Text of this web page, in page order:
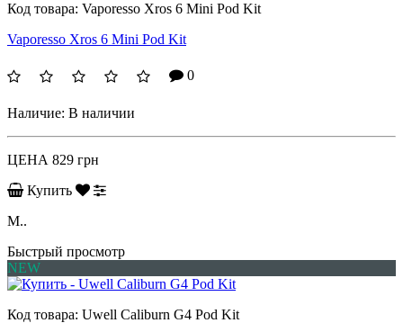
Код товара: Vaporesso Xros 6 Mini Pod Kit
Vaporesso Xros 6 Mini Pod Kit
0
Наличие: В наличии
ЦЕНА 829 грн
Купить
М..
Быстрый просмотр
NEW
Код товара: Uwell Caliburn G4 Pod Kit